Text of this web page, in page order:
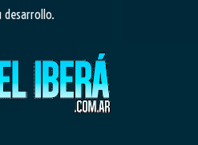
desarrollo.